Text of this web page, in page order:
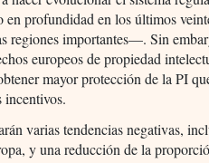
en profundidad en los últimos
regiones importantes—. Sin
europeos de propiedad
mayor protección de la PI
incentivos.
varias tendencias negativas,
y una reducción de la